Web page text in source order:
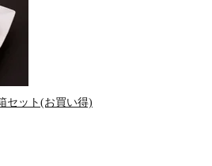
セット(お買い得)